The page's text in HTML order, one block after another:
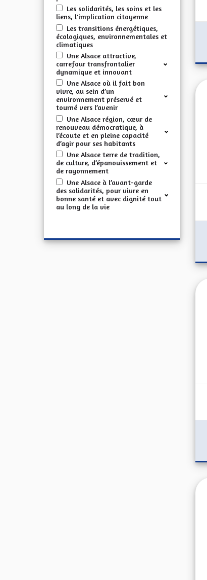
Les solidarités, les soins et les
liens, l'implication citoyenne
Les transitions énergétiques,
écologiques, environnementales et
climatiques
Une Alsace attractive,
carrefour transfrontalier
dynamique et innovant
Une Alsace où il fait bon
vivre, au sein d’un
environnement préservé et
tourné vers l’avenir
Une Alsace région, cœur de
renouveau démocratique, à
l’écoute et en pleine capacité
d’agir pour ses habitants
Une Alsace terre de tradition,
de culture, d’épanouissement et
de rayonnement
Une Alsace à l’avant-garde
des solidarités, pour vivre en
bonne santé et avec dignité tout
au long de la vie